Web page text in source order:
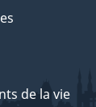
de la vie